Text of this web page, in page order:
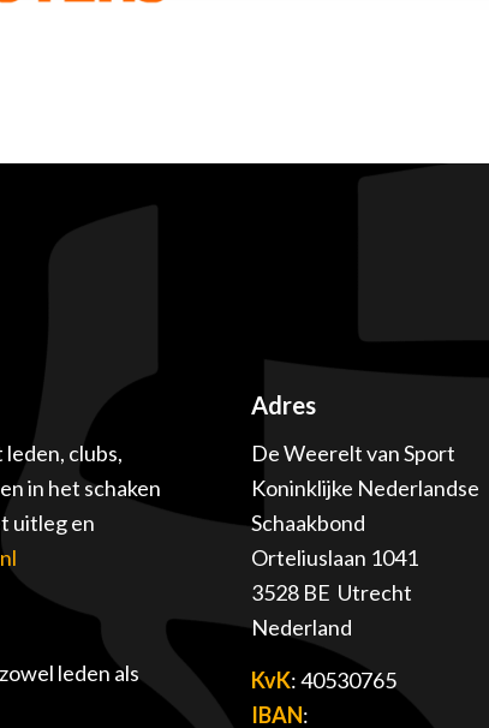
clubs,
in het schaken
uitleg en
leden als
Adres
De Weerelt van Sport
Koninklijke Nederlandse
Schaakbond
Orteliuslaan 1041
3528 BE Utrecht
Nederland
KvK: 40530765
IBAN: